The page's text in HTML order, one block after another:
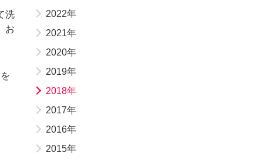
洗
お
2022年
2021年
2020年
2019年
2018年
2017年
2016年
2015年